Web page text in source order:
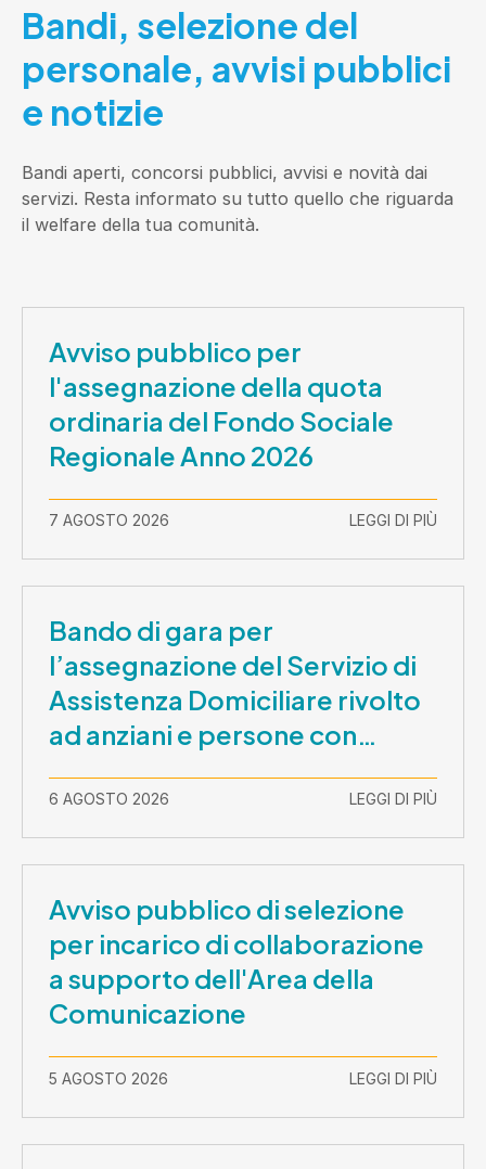
Bandi, selezione del
personale, avvisi pubblici
e notizie
Bandi aperti, concorsi pubblici, avvisi e novità dai
servizi. Resta informato su tutto quello che riguarda
il welfare della tua comunità.
Avviso pubblico per
l'assegnazione della quota
ordinaria del Fondo Sociale
Regionale Anno 2026
7 AGOSTO 2026 LEGGI DI PIÙ
Bando di gara per
l’assegnazione del Servizio di
Assistenza Domiciliare rivolto
ad anziani e persone con
2026-30 settembre 2029
6 AGOSTO 2026 LEGGI DI PIÙ
Avviso pubblico di selezione
per incarico di collaborazione
a supporto dell'Area della
Comunicazione
5 AGOSTO 2026 LEGGI DI PIÙ